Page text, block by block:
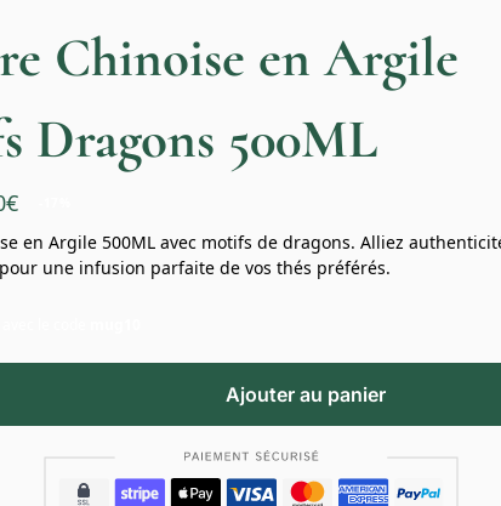
Chinoise en Argile
Dragons 500ML
€
en Argile 500ML avec motifs de dragons. Alliez
une infusion parfaite de vos thés préférés.
Ajouter au panier